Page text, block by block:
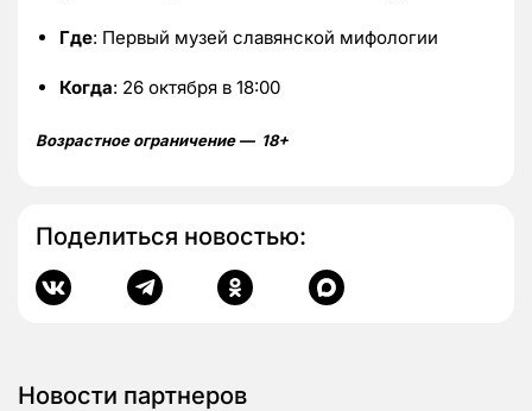
Где: Первый музей славянской мифологии
Когда: 26 октября в 18:00
Возрастное ограничение — 18+
Поделиться новостью:
Новости партнеров